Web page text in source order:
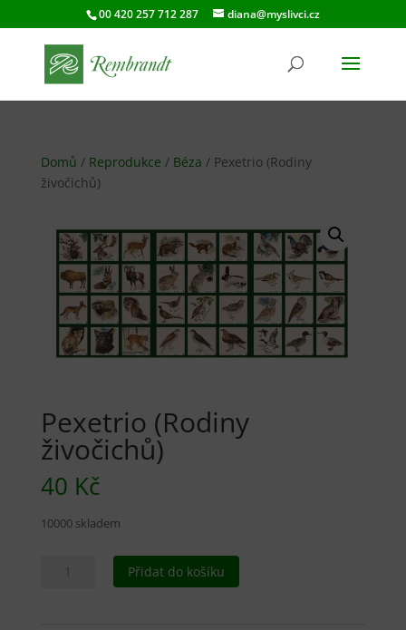
00 420 257 712 287 diana@myslivci.cz
Domů / Reprodukce / Béza / Pexetrio (Rodiny
živočichů)
Pexetrio (Rodiny
živočichů)
40 Kč
10000 skladem
Pexetrio
Přidat do košíku